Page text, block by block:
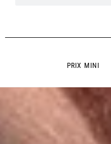
PRIX MINI